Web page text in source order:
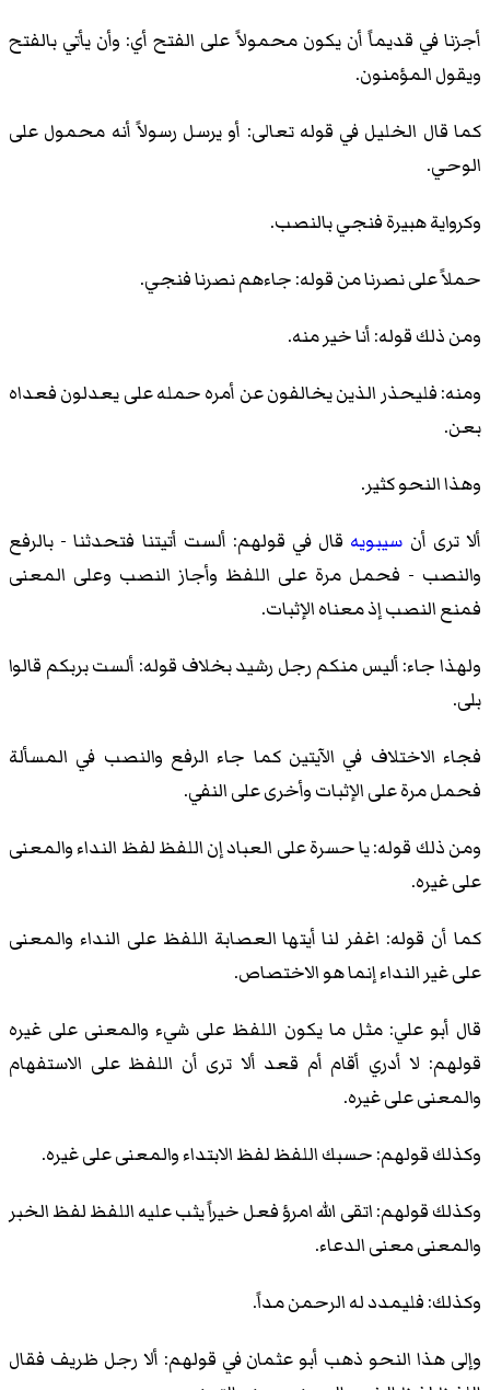
أجزنا في قديماً أن يكون محمولاً على الفتح أي: وأن يأتي بالفتح
ويقول المؤمنون.
كما قال الخليل في قوله تعالى: أو يرسل رسولاً أنه محمول على
الوحي.
وكرواية هبيرة فنجي بالنصب.
حملاً على نصرنا من قوله: جاءهم نصرنا فنجي.
ومن ذلك قوله: أنا خير منه.
ومنه: فليحذر الذين يخالفون عن أمره حمله على يعدلون فعداه
بعن.
وهذا النحو كثير.
ألا ترى أن سيبويه قال في قولهم: ألست أتيتنا فتحدثنا - بالرفع
والنصب - فحمل مرة على اللفظ وأجاز النصب وعلى المعنى
فمنع النصب إذ معناه الإثبات.
ولهذا جاء: أليس منكم رجل رشيد بخلاف قوله: ألست بربكم قالوا
بلى.
فجاء الاختلاف في الآيتين كما جاء الرفع والنصب في المسألة
فحمل مرة على الإثبات وأخرى على النفي.
ومن ذلك قوله: يا حسرة على العباد إن اللفظ لفظ النداء والمعنى
على غيره.
كما أن قوله: اغفر لنا أيتها العصابة اللفظ على النداء والمعنى
على غير النداء إنما هو الاختصاص.
قال أبو علي: مثل ما يكون اللفظ على شيء والمعنى على غيره
قولهم: لا أدري أقام أم قعد ألا ترى أن اللفظ على الاستفهام
والمعنى على غيره.
وكذلك قولهم: حسبك اللفظ لفظ الابتداء والمعنى على غيره.
وكذلك قولهم: اتقى الله امرؤ فعل خيراً يثب عليه اللفظ لفظ الخبر
والمعنى معنى الدعاء.
وكذلك: فليمدد له الرحمن مداً.
وإلى هذا النحو ذهب أبو عثمان في قولهم: ألا رجل ظريف فقال